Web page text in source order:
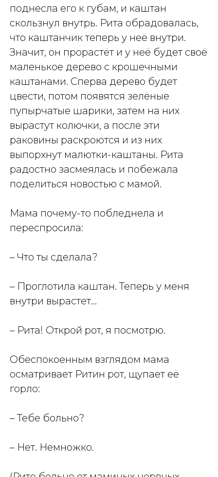
поднесла его к губам, и каштан
скользнул внутрь. Рита обрадовалась,
что каштанчик теперь у неё внутри.
Значит, он прорастёт и у неё будет своё
маленькое дерево с крошечными
каштанами. Сперва дерево будет
цвести, потом появятся зелёные
пупырчатые шарики, затем на них
вырастут колючки, а после эти
раковины раскроются и из них
выпорхнут малютки-каштаны. Рита
радостно засмеялась и побежала
поделиться новостью с мамой.
Мама почему-то побледнела и
переспросила:
– Что ты сделала?
– Проглотила каштан. Теперь у меня
внутри вырастет…
– Рита! Открой рот, я посмотрю.
Обеспокоенным взглядом мама
осматривает Ритин рот, щупает её
горло:
– Тебе больно?
– Нет. Немножко.